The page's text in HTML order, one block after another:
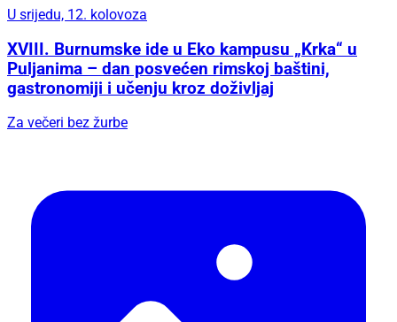
U srijedu, 12. kolovoza
XVIII. Burnumske ide u Eko kampusu „Krka“ u
Puljanima – dan posvećen rimskoj baštini,
gastronomiji i učenju kroz doživljaj
Za večeri bez žurbe